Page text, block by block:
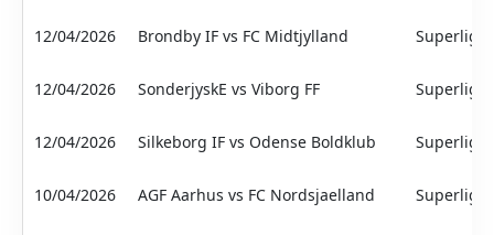
12/04/2026 Brondby IF vs FC Midtjylland Superliga
12/04/2026 SonderjyskE vs Viborg FF Superliga
12/04/2026 Silkeborg IF vs Odense Boldklub Superliga
10/04/2026 AGF Aarhus vs FC Nordsjaelland Superliga